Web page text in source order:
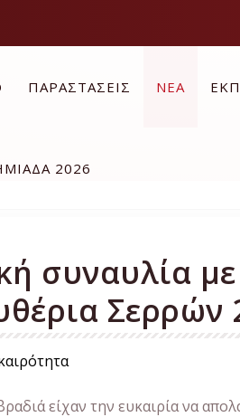
ΠΑΡΑΣΤΑΣΕΙΣ ΝΕΑ
2026
συναυλία
Σερρών
είχαν την ευκαιρία να